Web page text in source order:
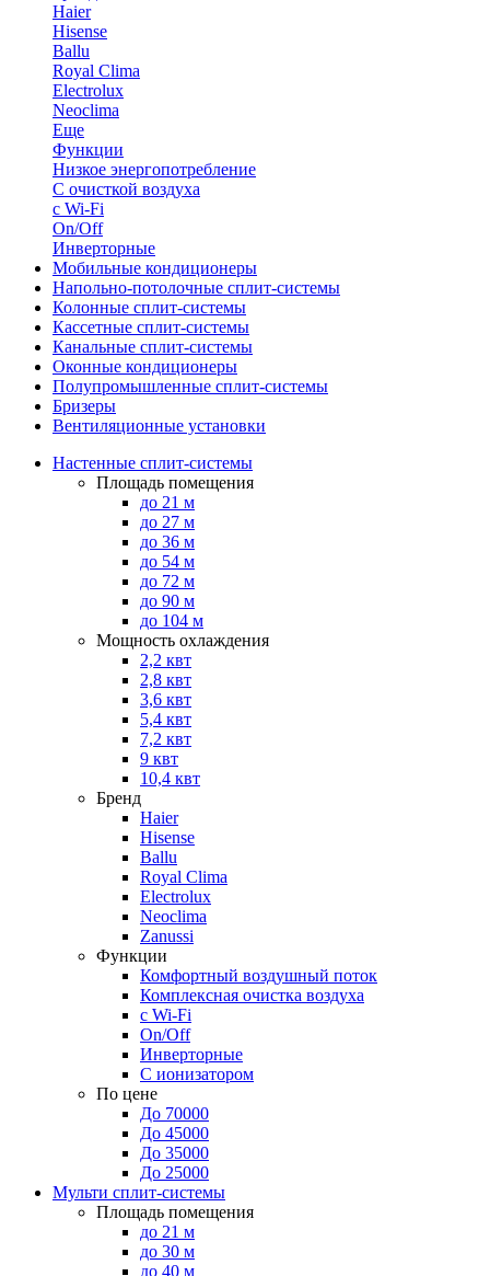
Haier
Hisense
Ballu
Royal Clima
Electrolux
Neoclima
Еще
Функции
Низкое энергопотребление
С очисткой воздуха
с Wi-Fi
On/Off
Инверторные
Мобильные кондиционеры
Напольно-потолоч​ные ​сплит-системы
Колонные ​​сплит-системы
Кассетные сплит-системы
Канальные сплит-системы
Оконные кондиционеры
Полупромышленные сплит-системы
Бризеры
Вентиляционные установки
Настенные сплит-системы
Площадь помещения
до 21 м
до 27 м
до 36 м
до 54 м
до 72 м
до 90 м
до 104 м
Мощность охлаждения
2,2 квт
2,8 квт
3,6 квт
5,4 квт
7,2 квт
9 квт
10,4 квт
Бренд
Haier
Hisense
Ballu
Royal Clima
Electrolux
Neoclima
Zanussi
Функции
Комфортный воздушный поток
Комплексная очистка воздуха
с Wi-Fi
On/Off
Инверторные
С ионизатором
По цене
До 70000
До 45000
До 35000
До 25000
Мульти сплит-системы
Площадь помещения
до 21 м
до 30 м
до 40 м